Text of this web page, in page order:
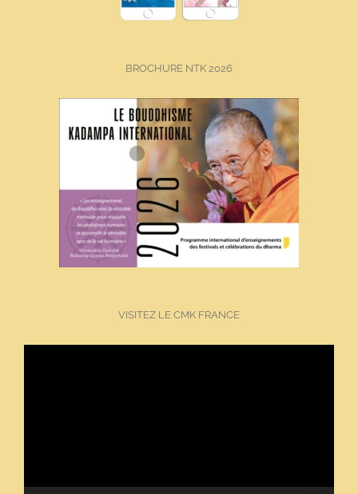
BROCHURE NTK 2026
VISITEZ LE CMK FRANCE